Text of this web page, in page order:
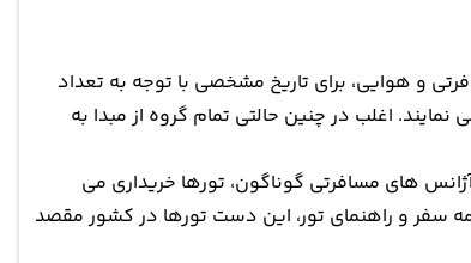
و هوایی، برای تاریخ مشخصی با توجه به تعداد
اغلب در چنین حالتی تمام گروه از مبدا به
های مسافرتی گوناگون، تورها خریداری می
سفر و راهنمای تور، این دست تورها در کشور مقصد